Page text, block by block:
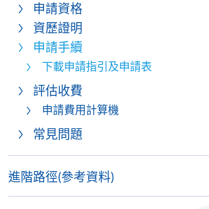
申請資格
資歷證明
申請手續
下載申請指引及申請表
評估收費
申請費用計算機
常見問題
進階路徑(參考資料)